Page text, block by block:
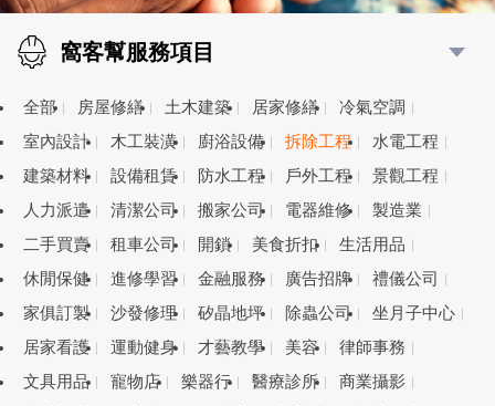
窩客幫服務項目
全部 房屋修繕 土木建築 居家修繕
冷氣空調
室內設計
木工裝潢 廚浴設備 拆除工程
水電工程
建築材料
設備租賃 防水工程 戶外工程
景觀工程
人力派遣
清潔公司 搬家公司 電器維修
製造業
二手買賣
租車公司 開鎖 美食折扣
生活用品
休閒保健
進修學習 金融服務 廣告招牌
禮儀公司
家俱訂製
沙發修理 矽晶地坪 除蟲公司
坐月子中心
居家看護
運動健身 才藝教學 美容
律師事務
文具用品
寵物店 樂器行 醫療診所
商業攝影